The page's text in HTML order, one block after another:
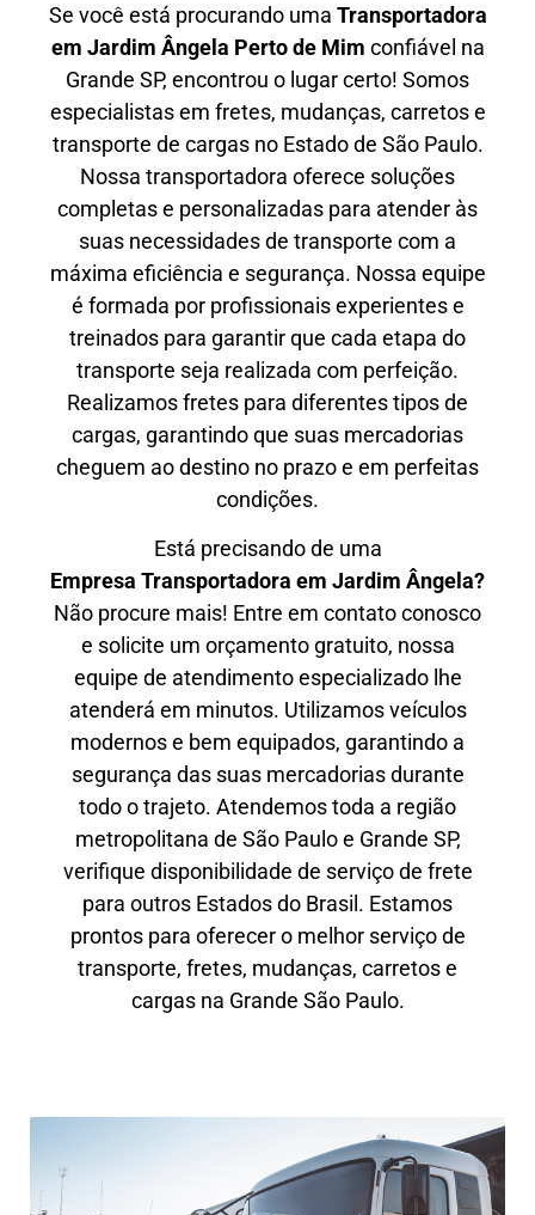
Se você está procurando uma Transportadora
em Jardim Ângela Perto de Mim confiável na
Grande SP, encontrou o lugar certo! Somos
especialistas em fretes, mudanças, carretos e
transporte de cargas no Estado de São Paulo.
Nossa transportadora oferece soluções
completas e personalizadas para atender às
suas necessidades de transporte com a
máxima eficiência e segurança. Nossa equipe
é formada por profissionais experientes e
treinados para garantir que cada etapa do
transporte seja realizada com perfeição.
Realizamos fretes para diferentes tipos de
cargas, garantindo que suas mercadorias
cheguem ao destino no prazo e em perfeitas
condições.
Está precisando de uma
Empresa Transportadora em Jardim Ângela?
Não procure mais! Entre em contato conosco
e solicite um orçamento gratuito, nossa
equipe de atendimento especializado lhe
atenderá em minutos. Utilizamos veículos
modernos e bem equipados, garantindo a
segurança das suas mercadorias durante
todo o trajeto. Atendemos toda a região
metropolitana de São Paulo e Grande SP,
verifique disponibilidade de serviço de frete
para outros Estados do Brasil. Estamos
prontos para oferecer o melhor serviço de
transporte, fretes, mudanças, carretos e
cargas na Grande São Paulo.